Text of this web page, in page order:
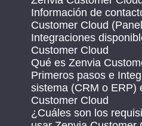
Información de
Customer Cloud
Integraciones
Customer Cloud
Qué es Zenvia
Primeros pasos e
sistema (CRM o ERP)
Customer Cloud
¿Cuáles son los